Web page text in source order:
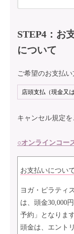
STEP4：お
について
ご希望のお支払
キャンセル規定
○オンラインコー
お支払いについて
ヨガ・ピラティ
は、頭金30,000
予約」となります
頭金は、エント